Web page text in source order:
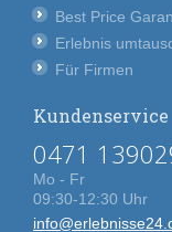
Best Price
Erlebnis
Für Firmen
Kundenservice
0471
Mo - Fr
09:30-12:30 Uhr